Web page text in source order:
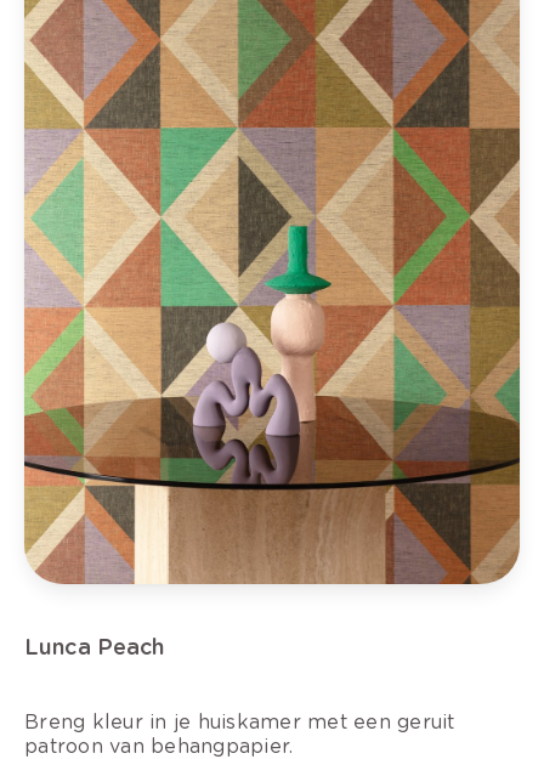
Lunca Peach
Breng kleur in je huiskamer met een geruit
patroon van behangpapier.